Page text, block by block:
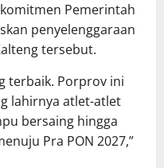
Pemerintah
penyelenggaraan
tersebut.
terbaik. Porprov ini
lahirnya atlet-atlet
bersaing hingga
Pra PON 2027,”